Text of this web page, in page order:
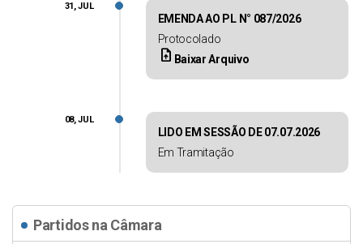
EMENDA AO PL N° 087/2026
Protocolado
upload_file Baixar Arquivo
31, JUL
LIDO EM SESSÃO DE 07.07.2026
Em Tramitação
08, JUL
Partidos na Câmara